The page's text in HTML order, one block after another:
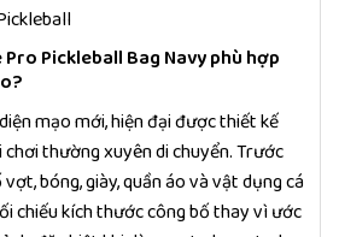
Pro Pickleball Bag Navy phù hợp
mạo mới, hiện đại được thiết kế
thường xuyên di chuyển. Trước
bóng, giày, quần áo và vật dụng cá
chiếu kích thước công bố thay vì ước